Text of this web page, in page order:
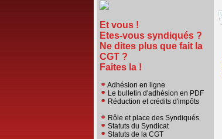
Et vous !
Etes-vous syndiqués ?
Ne dites plus que fait la
CGT ?
Faites la !
Adhésion en ligne
Le bulletin d'adhésion en PDF
Réduction et crédits d'impôts
Rôle et place des Syndiqués
Statuts du Syndicat
Statuts de la CGT